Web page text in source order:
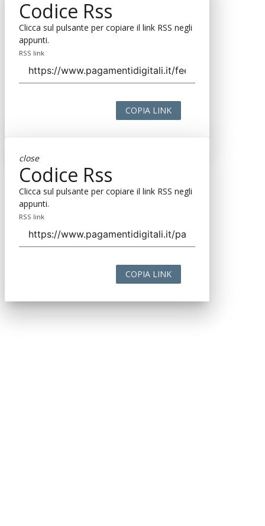
Codice Rss
Clicca sul pulsante per copiare il link RSS negli
appunti.
RSS link
COPIA LINK
close
Codice Rss
Clicca sul pulsante per copiare il link RSS negli
appunti.
RSS link
COPIA LINK